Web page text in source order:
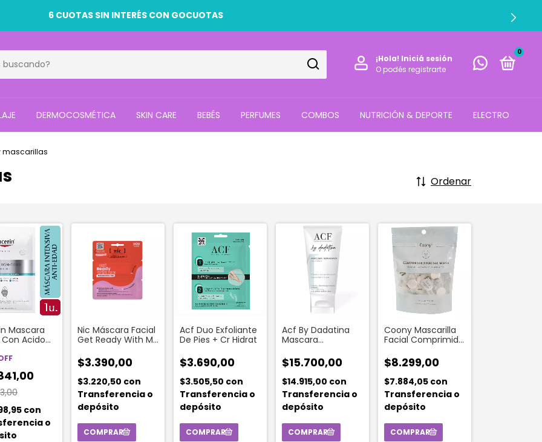
6 CUOTAS SIN INTERÉS CON GOCUOTAS
¡Hola! Iniciá sesión
O podés registrarte
0
DERMOCOSMÉTICA SKIN CARE BEBÉS PERFUMES COMBOS NUTRICIÓN & DEPORTE ELECTRO
mascarillas
Ordenar
Mascara
Acido
con
o
Nic Máscara Facial
Get Ready With Me
Iluminadora
$3.390,00
$3.220,50 con
Transferencia o
depósito
Acf Duo Exfoliante
De Pies + Cr Hidrat
$3.690,00
$3.505,50 con
Transferencia o
depósito
Acf By Dadatina
Mascara
Reparacion X 50gr
$15.700,00
$14.915,00 con
Transferencia o
depósito
Coony Mascarilla
Facial Comprimida
$8.299,00
$7.884,05 con
Transferencia o
depósito